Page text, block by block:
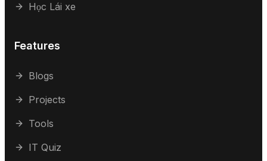
Học Lái xe
Features
Blogs
Projects
Tools
IT Quiz